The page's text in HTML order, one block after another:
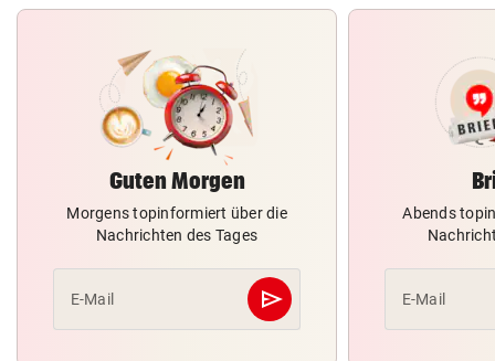
Guten Morgen
Morgens topinformiert über die
Nachrichten des Tages
E-Mail send
Abschicken
Abends
E-Mail